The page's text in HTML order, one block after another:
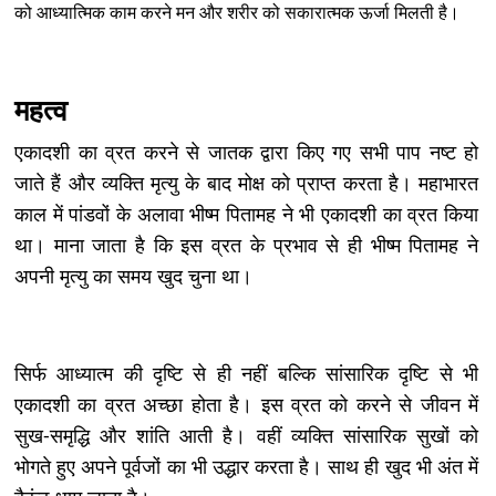
को आध्यात्मिक काम करने मन और शरीर को सकारात्मक ऊर्जा मिलती है।
महत्व
एकादशी का व्रत करने से जातक द्वारा किए गए सभी पाप नष्ट हो
जाते हैं और व्यक्ति मृत्यु के बाद मोक्ष को प्राप्त करता है। महाभारत
काल में पांडवों के अलावा भीष्म पितामह ने भी एकादशी का व्रत किया
था। माना जाता है कि इस व्रत के प्रभाव से ही भीष्म पितामह ने
अपनी मृत्यु का समय खुद चुना था।
सिर्फ आध्यात्म की दृष्टि से ही नहीं बल्कि सांसारिक दृष्टि से भी
एकादशी का व्रत अच्छा होता है। इस व्रत को करने से जीवन में
सुख-समृद्धि और शांति आती है। वहीं व्यक्ति सांसारिक सुखों को
भोगते हुए अपने पूर्वजों का भी उद्धार करता है। साथ ही खुद भी अंत में